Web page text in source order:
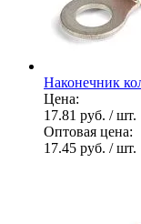
Наконечник
Цена:
17.81 руб. / шт.
Оптовая цена:
17.45 руб. / шт.